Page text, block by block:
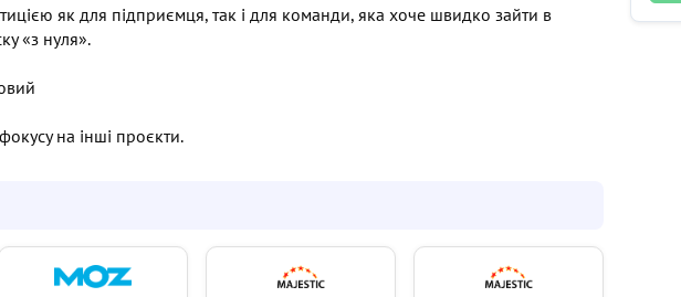
як для підприємця, так і для команди, яка хоче швидко зайти в
«з нуля».
на інші проєкти.